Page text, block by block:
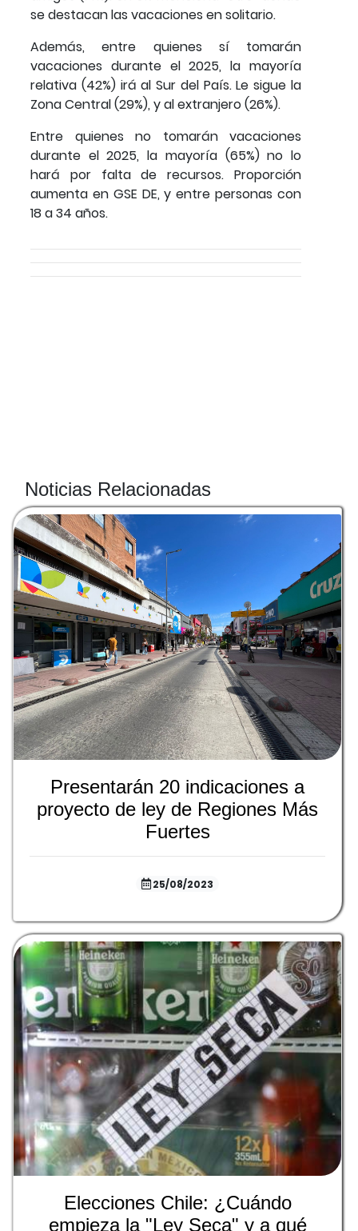
se destacan las vacaciones en solitario.
Además, entre quienes sí tomarán
vacaciones durante el 2025, la mayoría
relativa (42%) irá al Sur del País. Le sigue la
Zona Central (29%), y al extranjero (26%).
Entre quienes no tomarán vacaciones
durante el 2025, la mayoría (65%) no lo
hará por falta de recursos. Proporción
aumenta en GSE DE, y entre personas con
18 a 34 años.
Noticias Relacionadas
Presentarán 20 indicaciones a
proyecto de ley de Regiones Más
Fuertes
25/08/2023
Elecciones Chile: ¿Cuándo
empieza la "Ley Seca" y a qué